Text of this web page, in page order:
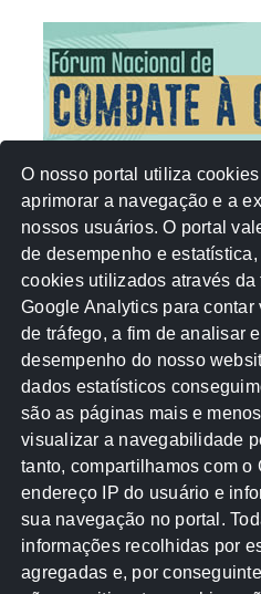
NUVEM DE TAGS
Acontece na Rede AGU
Atricon Audicom
CREA-MT Eventos
MPF Notícias PF
Receita Federal Sem
TCE-MT TCU TRE
O nosso portal utiliza
aprimorar a navegação e a
nossos usuários. O portal
de desempenho e
cookies utilizados através da
Google Analytics para contar
de tráfego, a fim de analisar
desempenho do nosso
dados estatísticos
são as páginas mais e
visualizar a navegabilidade
tanto, compartilhamos com o
endereço IP do usuário e
sua navegação no portal.
informações recolhidas por
agregadas e, por